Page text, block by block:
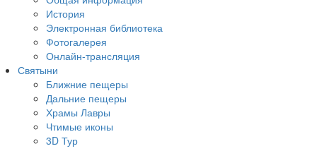
История
Электронная библиотека
Фотогалерея
Онлайн-трансляция
Святыни
Ближние пещеры
Дальние пещеры
Храмы Лавры
Чтимые иконы
3D Тур